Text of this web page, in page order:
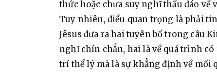
thức hoặc chưa suy nghĩ thấu đáo về
Tuy nhiên, điều quan trọng là phải
Jêsus đưa ra hai tuyên bố trong câu
nghĩ chín chắn, hai là về quá trình có
trí thể lý mà là sự khẳng định về mối